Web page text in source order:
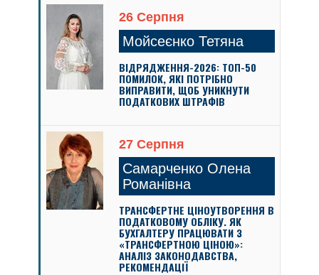
26 Серпня
Мойсеєнко Тетяна
ВІДРЯДЖЕННЯ-2026: ТОП-50
ПОМИЛОК, ЯКІ ПОТРІБНО
ВИПРАВИТИ, ЩОБ УНИКНУТИ
ПОДАТКОВИХ ШТРАФІВ
27 Серпня
Самарченко Олена
Романівна
ТРАНСФЕРТНЕ ЦІНОУТВОРЕННЯ В
ПОДАТКОВОМУ ОБЛІКУ. ЯК
БУХГАЛТЕРУ ПРАЦЮВАТИ З
«ТРАНСФЕРТНОЮ ЦІНОЮ»:
АНАЛІЗ ЗАКОНОДАВСТВА,
РЕКОМЕНДАЦІЇ